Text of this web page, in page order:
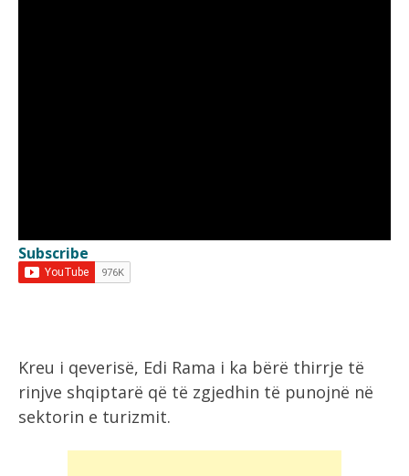
Subscribe
Kreu i qeverisë, Edi Rama i ka bërë thirrje të
rinjve shqiptarë që të zgjedhin të punojnë në
sektorin e turizmit.